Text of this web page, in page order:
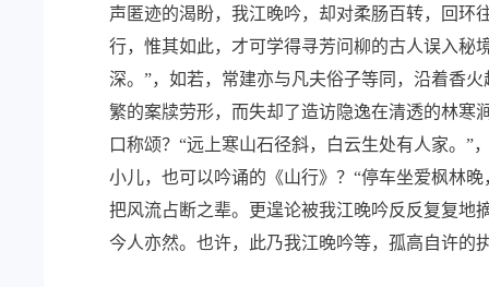
声匿迹的渴盼，我江晚吟，却对柔肠百转，回环
行，惟其如此，才可学得寻芳问柳的古人误入秘
深。”，如若，常建亦与凡夫俗子等同，沿着香
繁的案牍劳形，而失却了造访隐逸在清透的林
口称颂？“远上寒山石径斜，白云生处有人家。
小儿，也可以吟诵的《山行》？“停车坐爱枫林
把风流占断之辈。更遑论被我江晚吟反反复复地
今人亦然。也许，此乃我江晚吟等，孤高自许的